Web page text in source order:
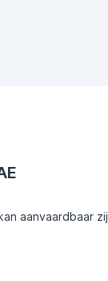
aanvaardbaar